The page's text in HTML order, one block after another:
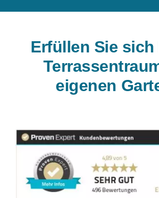
Erfüllen Sie sich
eigenen